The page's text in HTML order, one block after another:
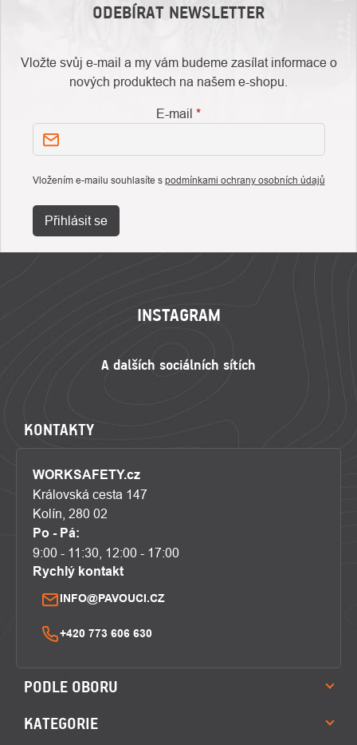
ODEBÍRAT NEWSLETTER
Vložte svůj e-mail a my vám budeme zasílat informace o
nových produktech na našem e-shopu.
E-mail
Vložením e-mailu souhlasíte s podmínkami ochrany osobních údajů
Přihlásit se
INSTAGRAM
KONTAKTY
WORKSAFETY.cz
Královská cesta 147
Kolín, 280 02
Po - Pá:
9:00 - 11:30, 12:00 - 17:00
Rychlý kontakt
INFO@PAVOUCI.CZ
+420 773 606 630
PODLE OBORU
KATEGORIE